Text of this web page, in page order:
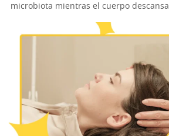
microbiota mientras el cuerpo descansa.